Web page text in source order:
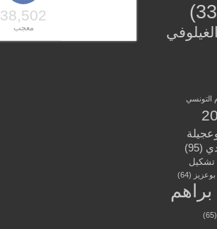
التونسي
(95)
تشكيل
(64)
38,502
معجب